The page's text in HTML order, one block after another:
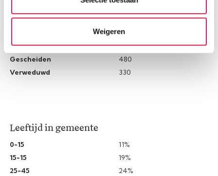
Weigeren
Burgerlijke staat
2335
Ongehuwd
3400
Gescheiden
480
Verweduwd
330
Leeftijd in gemeente
0-15
11%
15-15
19%
25-45
24%